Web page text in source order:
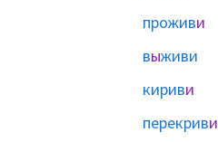
проживи
выживи
кириви
перекриви